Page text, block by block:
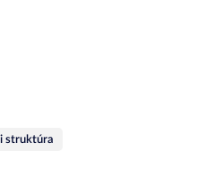
struktúra